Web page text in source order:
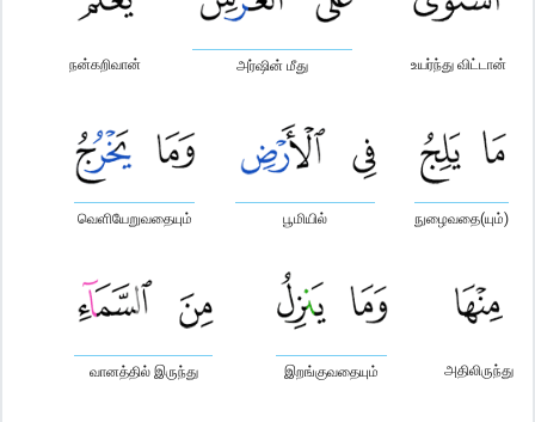
உயர்ந்து விட்டான்
அர்ஷின் மீது
நன்கறிவான்
நுழைவதை(யும்)
பூமியில்
வெளியேறுவதையும்
அதிலிருந்து
இறங்குவதையும்
வானத்தில் இருந்து